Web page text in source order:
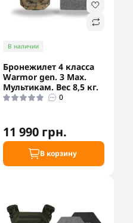
В наличии
Бронежилет 4 класса
Warmor gen. 3 Max.
Мультикам. Вес 8,5 кг.
0
11 990 грн.
В корзину